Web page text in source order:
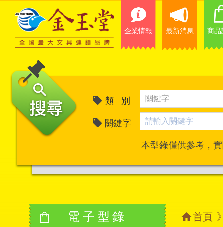
企業情報 最新消息 商品
類 別
關鍵字
本型錄僅供參考，
電子型錄 首頁